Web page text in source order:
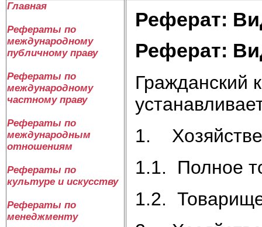
Главная
Рефераты по
международному
публичному праву
Рефераты по
международному
частному праву
Рефераты по
международным
отношениям
Рефераты по
культуре и искусству
Рефераты по
менеджменту
Реферат:
Реферат:
Гражданский
1.
1.1. Полное
1.2.